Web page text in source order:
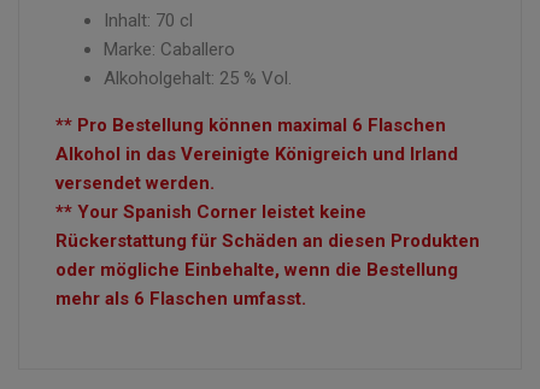
Inhalt: 70 cl
Marke: Caballero
Alkoholgehalt: 25 % Vol.
** Pro Bestellung können maximal 6 Flaschen
Alkohol in das Vereinigte Königreich und Irland
versendet werden.
** Your Spanish Corner leistet keine
Rückerstattung für Schäden an diesen Produkten
oder mögliche Einbehalte, wenn die Bestellung
mehr als 6 Flaschen umfasst.